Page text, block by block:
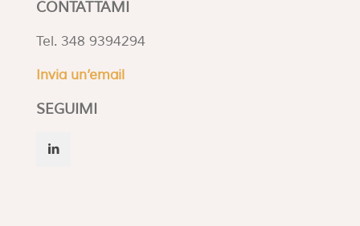
CONTATTAMI
Tel. 348 9394294
Invia un’email
SEGUIMI